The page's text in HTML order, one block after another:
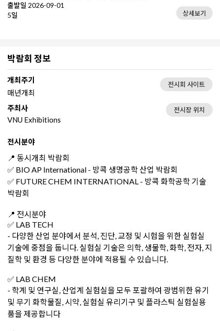
출발일 2026-09-01
5일
상세보기
박람회 정보
개최주기
매년개최
전시회 사이트
주최사
VNU Exhibitions
전시장 위치
전시분야
📍 동시개최 박람회
✅ BIO AP International - 방콕 생명공학 산업 박람회
✅ FUTURE CHEM INTERNATIONAL - 방콕 화학공학 기술
박람회
📍 전시분야
✅ LAB TECH
- 다양한 산업 분야에서 분석, 진단, 교정 및 시험을 위한 실험실
기술에 중점을 둡니다. 실험실 기술은 의학, 생물학, 화학, 전자, 지
질학 및 환경 등 다양한 분야에 적용될 수 있습니다.
✅ LAB CHEM
- 학계 및 연구실, 산업계 실험실을 모두 포괄하여 광범위한 유기
및 무기 화학물질, 시약, 실험실 유리기구 및 플라스틱 실험실용
품을 제공합니다